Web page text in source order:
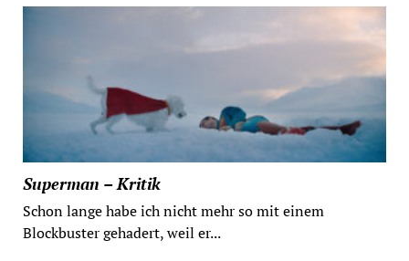
Superman – Kritik
Schon lange habe ich nicht mehr so mit einem
Blockbuster gehadert, weil er...